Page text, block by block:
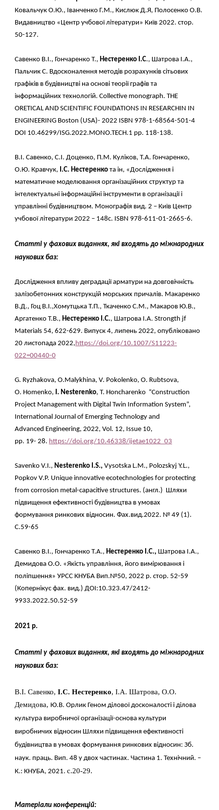
Ковальчук О.Ю., Іванченко Г.М., Кислюк Д.Я, Полосенко О.В.
Видавництво «Центр учбової літератури» Київ 2022. стор.
50-127.
Савенко В.І., Гончаренко Т., Нестеренко І.С., Шатрова І.А.,
Пальчик С. Вдосконалення методів розрахунків сітьових
графіків в будівництві на основі теорії графів та
інформаційних технологій. Collective monograph. THE
ORETICAL AND SCIENTIFIC FOUNDATIONS IN RESEARCHIN IN
ENGINEERING Boston (USA)- 2022 ISBN 978-1-68564-501-4
DOI 10.46299/ISG.2022.MONO.TECH.1 pp. 118-138.
В.І. Савенко, С.І. Доценко, П.М. Куліков, Т.А. Гончаренко,
О.Ю. Кравчук, І.С. Нестеренко та ін, «Дослідження і
математичне моделювання організаційних структур та
інтелектуальні інформаційні інструменти в організації і
управлінні будівництвом. Монографія вид. 2 – Київ Центр
учбової літератури 2022 – 148с. ISBN 978-611-01-2665-6.
Статті у фахових виданнях, які входять до міжнародних
наукових баз:
Дослідження впливу деградації арматури на довговічність
залізобетонних конструкцій морських причалів. Макаренко
В.Д., Гоц В.І.,Хомутцька Т.П., Ткаченко С.М., Макаров Ю.В.,
Аргатенко Т.В., Нестеренко І.С., Шатрова І.А. Strongth jf
Materials 54, 622-629. Випуск 4, липень 2022, опубліковано
20 листопада 2022,https://doi.org/10.1007/S11223-
022=00440-0
G. Ryzhakova, O.Malykhina, V. Pokolenko, O. Rubtsova,
O. Homenko, I. Nesterenko, T. Honcharenko “Construction
Project Management with Digital Twin Information System”,
International Journal of Emerging Technology and
Advanced Engineering, 2022, Vol. 12, Issue 10,
pp. 19- 28. https://doi.org/10.46338/ijetae1022_03
Savenko V.I., Nesterenko I.S., Vysotska L.M., Polozskyj Y.L.,
Popkov V.P. Unique innovative ecotechnologies for protecting
from corrosion metal-capacitive structures. (англ.) Шляхи
підвищення ефективності будівництва в умовах
формування ринкових відносин. Фах.вид.2022. № 49 (1).
С.59-65
Савенко В.І., Гончаренко Т.А., Нестеренко І.С., Шатрова І.А.,
Демидова О.О. «Якість управління, його вимірювання і
поліпшення» УРСС КНУБА Вип.№50, 2022 р. стор. 52-59
(Копернікус фах. вид.) ДОІ:10.323.47/2412-
9933.2022.50.52-59
2021 р.
Статті у фахових виданнях, які входять до міжнародних
наукових баз:
В.І. Савенко, І.С. Нестеренко, І.А. Шатрова, О.О.
Демидова, Ю.В. Орлик Геном ділової досконалості і ділова
культура виробничої організації-основа культури
виробничих відносин Шляхи підвищення ефективності
будівництва в умовах формування ринкових відносин: Зб.
наук. праць. Вип. 48 у двох частинах. Частина 1. Технічний. –
К.: КНУБА, 2021. с.20-29.
Матеріали конференцій: